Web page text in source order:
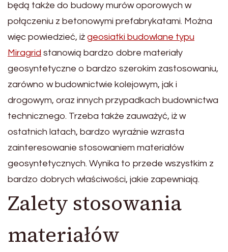
będą także do budowy murów oporowych w
połączeniu z betonowymi prefabrykatami. Można
więc powiedzieć, iż geosiatki budowlane typu
Miragrid stanowią bardzo dobre materiały
geosyntetyczne o bardzo szerokim zastosowaniu,
zarówno w budownictwie kolejowym, jak i
drogowym, oraz innych przypadkach budownictwa
technicznego. Trzeba także zauważyć, iż w
ostatnich latach, bardzo wyraźnie wzrasta
zainteresowanie stosowaniem materiałów
geosyntetycznych. Wynika to przede wszystkim z
bardzo dobrych właściwości, jakie zapewniają.
Zalety stosowania
materiałów